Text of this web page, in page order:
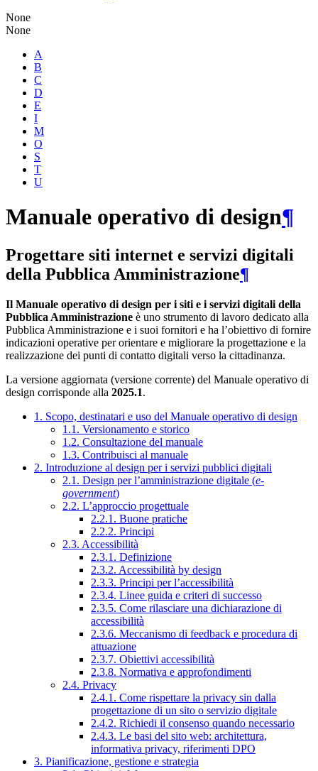
None
None
A
B
C
D
E
I
M
O
S
T
U
Manuale operativo di design¶
Progettare siti internet e servizi digitali
della Pubblica Amministrazione¶
Il Manuale operativo di design per i siti e i servizi digitali della
Pubblica Amministrazione è uno strumento di lavoro dedicato alla
Pubblica Amministrazione e i suoi fornitori e ha l’obiettivo di fornire
indicazioni operative per orientare e migliorare la progettazione e la
realizzazione dei punti di contatto digitali verso la cittadinanza.
La versione aggiornata (versione corrente) del Manuale operativo di
design corrisponde alla 2025.1.
1. Scopo, destinatari e uso del Manuale operativo di design
1.1. Versionamento e storico
1.2. Consultazione del manuale
1.3. Contribuisci al manuale
2. Introduzione al design per i servizi pubblici digitali
2.1. Design per l’amministrazione digitale (e-
government)
2.2. L’approccio progettuale
2.2.1. Buone pratiche
2.2.2. Principi
2.3. Accessibilità
2.3.1. Definizione
2.3.2. Accessibilità by design
2.3.3. Principi per l’accessibilità
2.3.4. Linee guida e criteri di successo
2.3.5. Come rilasciare una dichiarazione di
accessibilità
2.3.6. Meccanismo di feedback e procedura di
attuazione
2.3.7. Obiettivi accessibilità
2.3.8. Normativa e approfondimenti
2.4. Privacy
2.4.1. Come rispettare la privacy sin dalla
progettazione di un sito o servizio digitale
2.4.2. Richiedi il consenso quando necessario
2.4.3. Le basi del sito web: architettura,
informativa privacy, riferimenti DPO
3. Pianificazione, gestione e strategia